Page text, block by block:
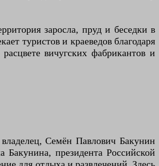
заросла, пруд и беседки в
туристов и краеведов благодаря
вичугских фабрикантов и
Семён Павлович Бакунин
Бакунина, президента Российской